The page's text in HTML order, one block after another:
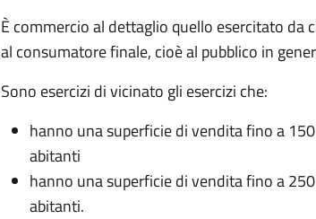
È commercio al dettaglio quello esercitato
al consumatore finale, cioè al pubblico in
Sono esercizi di vicinato gli esercizi che:
hanno una superficie di vendita fino a
abitanti
hanno una superficie di vendita fino a
abitanti.